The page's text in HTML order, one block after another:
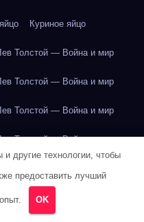
Куриное яйцо
Толстой — Война и мир
Толстой — Война и мир
Толстой — Война и мир
Толстой — Война и мир
Толстой — Война и мир
и другие технологии, чтобы
предоставить лучший
OK